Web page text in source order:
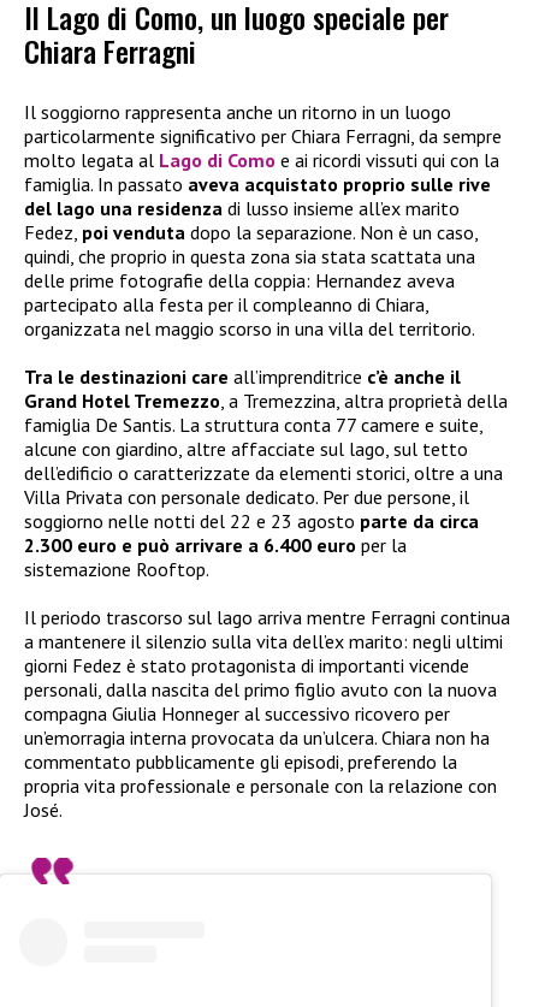
Il Lago di Como, un luogo speciale per
Chiara Ferragni
Il soggiorno rappresenta anche un ritorno in un luogo
particolarmente significativo per Chiara Ferragni, da sempre
molto legata al Lago di Como e ai ricordi vissuti qui con la
famiglia. In passato aveva acquistato proprio sulle rive
del lago una residenza di lusso insieme all’ex marito
Fedez, poi venduta dopo la separazione. Non è un caso,
quindi, che proprio in questa zona sia stata scattata una
delle prime fotografie della coppia: Hernandez aveva
partecipato alla festa per il compleanno di Chiara,
organizzata nel maggio scorso in una villa del territorio.
Tra le destinazioni care all’imprenditrice c’è anche il
Grand Hotel Tremezzo , a Tremezzina, altra proprietà della
famiglia De Santis. La struttura conta 77 camere e suite,
alcune con giardino, altre affacciate sul lago, sul tetto
dell’edificio o caratterizzate da elementi storici, oltre a una
Villa Privata con personale dedicato. Per due persone, il
soggiorno nelle notti del 22 e 23 agosto parte da circa
2.300 euro e può arrivare a 6.400 euro per la
sistemazione Rooftop.
Il periodo trascorso sul lago arriva mentre Ferragni continua
a mantenere il silenzio sulla vita dell’ex marito: negli ultimi
giorni Fedez è stato protagonista di importanti vicende
personali, dalla nascita del primo figlio avuto con la nuova
compagna Giulia Honneger al successivo ricovero per
un’emorragia interna provocata da un’ulcera. Chiara non ha
commentato pubblicamente gli episodi, preferendo la
propria vita professionale e personale con la relazione con
José.